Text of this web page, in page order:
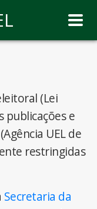
(Lei
publicações e
UEL de
restringidas
Secretaria da